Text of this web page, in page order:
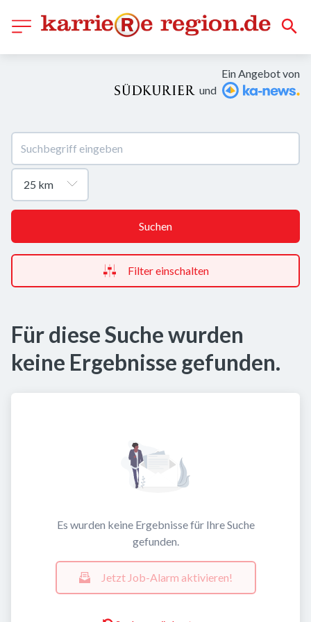
Ein Angebot von
und
Suchen
Filter einschalten
Für diese Suche wurden
keine Ergebnisse gefunden.
Es wurden keine Ergebnisse für Ihre Suche
gefunden.
Jetzt Job-Alarm aktivieren!